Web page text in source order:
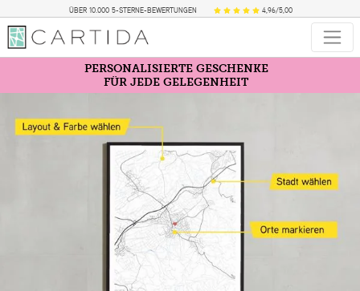
ÜBER 10.000 5-STERNE-BEWERTUNGEN 4,96/5,00
PERSONALISIERTE GESCHENKE
FÜR JEDE GELEGENHEIT